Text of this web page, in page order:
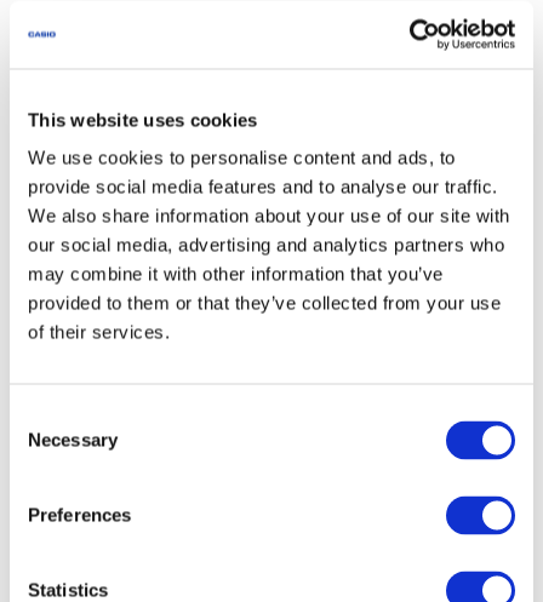
This website uses cookies
We use cookies to personalise content and ads, to
provide social media features and to analyse our traffic.
We also share information about your use of our site with
our social media, advertising and analytics partners who
may combine it with other information that you’ve
provided to them or that they’ve collected from your use
of their services.
Necessary
Preferences
Statistics
※Es können nur reine Textdateien (.txt) übertragen werden.
Betriebsumgebung
【OS】
（Deutsche Version)
Windows®10 (32bit/64bit)
- Außer den Tablet-Modus
Windows®8.1 (32bit/64bit)
Windows®7 (32bit/64bit)
Windows Vista®(32bit/64bit)
【Prozessor &
【Erforderlicher
800 x 600 High Color (16 Bit) oder